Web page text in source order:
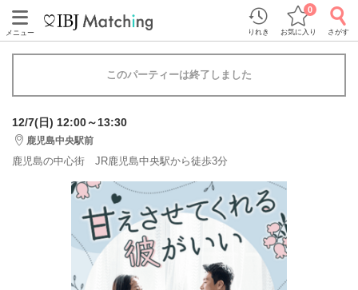
メニュー りれき お気に入り
0
さがす
このパーティーは終了しました
12/7(日) 12:00～13:30
鹿児島中央駅前
鹿児島の中心街 JR鹿児島中央駅から徒歩3分